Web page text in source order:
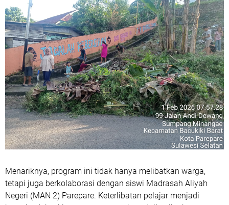
Menariknya, program ini tidak hanya melibatkan warga,
tetapi juga berkolaborasi dengan siswi Madrasah Aliyah
Negeri (MAN 2) Parepare. Keterlibatan pelajar menjadi